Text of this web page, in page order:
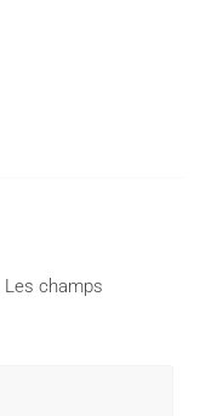
Les champs